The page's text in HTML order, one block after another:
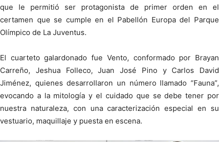
que le permitió ser protagonista de primer orden en el
certamen que se cumple en el Pabellón Europa del Parque
Olímpico de La Juventus.
El cuarteto galardonado fue Vento, conformado por Brayan
Carreño, Jeshua Folleco, Juan José Pino y Carlos David
Jiménez, quienes desarrollaron un número llamado “Fauna”,
evocando a la mitología y el cuidado que se debe tener por
nuestra naturaleza, con una caracterización especial en su
vestuario, maquillaje y puesta en escena.